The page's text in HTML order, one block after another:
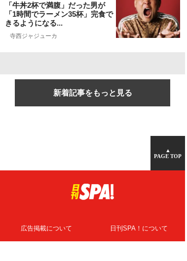
「牛丼2杯で満腹」だった男が
「1時間でラーメン35杯」完食で
きるようになる...
寺西ジャジューカ
新着記事をもっと見る
▲
PAGE TOP
広告掲載について 日刊SPA！について